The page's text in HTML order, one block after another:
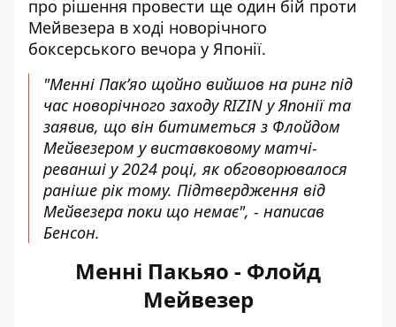
про рішення провести ще один бій проти
Мейвезера в ході новорічного
боксерського вечора у Японії.
"Менні Пак’яо щойно вийшов на ринг під
час новорічного заходу RIZIN у Японії та
заявив, що він битиметься з Флойдом
Мейвезером у виставковому матчі-
реванші у 2024 році, як обговорювалося
раніше рік тому. Підтвердження від
Мейвезера поки що немає", - написав
Бенсон.
Менні Пакьяо - Флойд
Мейвезер